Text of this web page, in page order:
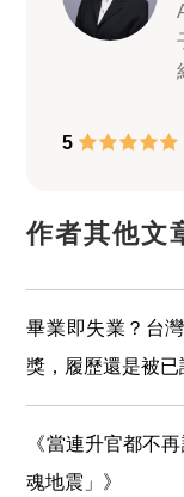
5
作者其他文
畢業即失業？台
獎，履歷還是被已
《當連升官都不
魂地震」》